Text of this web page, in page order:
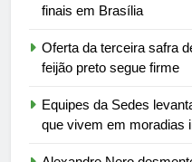
finais em Brasília
Oferta da terceira safra
feijão preto segue firme
Equipes da Sedes
que vivem em moradias